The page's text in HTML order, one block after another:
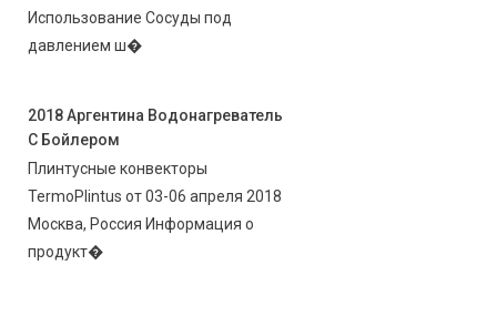
Использование Сосуды под
давлением ш�
2018 Аргентина Водонагреватель
С Бойлером
Плинтусные конвекторы
TermoPlintus от 03-06 апреля 2018
Москва, Россия Информация о
продукт�